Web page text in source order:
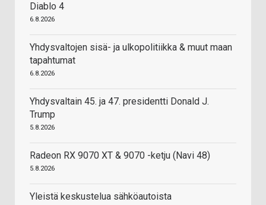
Diablo 4
6.8.2026
Yhdysvaltojen sisä- ja ulkopolitiikka & muut maan
tapahtumat
6.8.2026
Yhdysvaltain 45. ja 47. presidentti Donald J.
Trump
5.8.2026
Radeon RX 9070 XT & 9070 -ketju (Navi 48)
5.8.2026
Yleistä keskustelua sähköautoista